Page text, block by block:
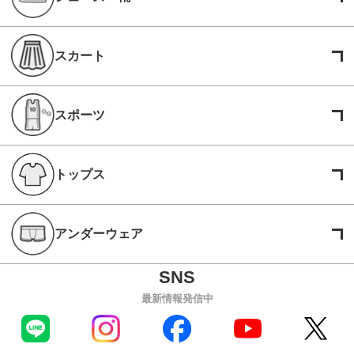
スカート
スポーツ
トップス
アンダーウェア
最新情報発信中